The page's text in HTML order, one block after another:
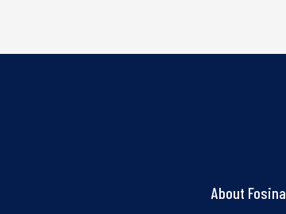
About Fosina